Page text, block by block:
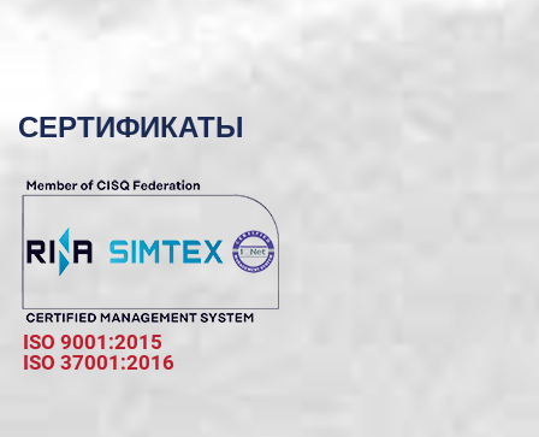
СЕРТИФИКАТЫ
ISO 9001:2015
ISO 37001:2016